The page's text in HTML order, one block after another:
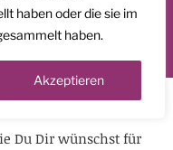
haben oder die sie im
haben.
Akzeptieren
der Befreiung
Du Dir wünschst für